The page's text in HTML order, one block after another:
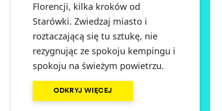
Florencji, kilka kroków od
Starówki. Zwiedzaj miasto i
roztaczającą się tu sztukę, nie
rezygnując ze spokoju kempingu i
spokoju na świeżym powietrzu.
ODKRYJ WIĘCEJ